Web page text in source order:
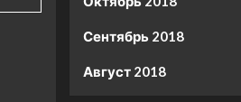
Сентябрь 2018
Август 2018